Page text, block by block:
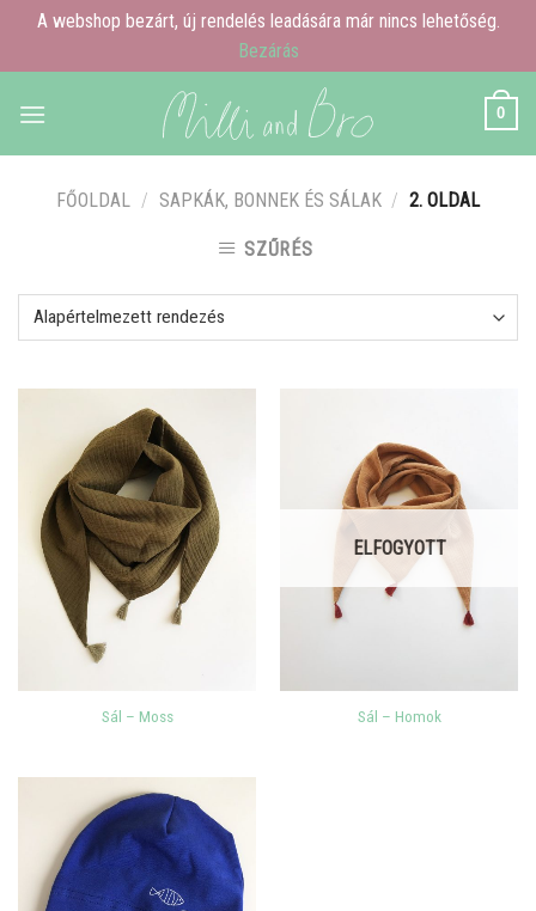
A webshop bezárt, új rendelés leadására már nincs lehetőség.
Bezárás
0
FŐOLDAL / SAPKÁK, BONNEK ÉS SÁLAK / 2. OLDAL
SZŰRÉS
Sál – Moss
ELFOGYOTT
Sál – Homok